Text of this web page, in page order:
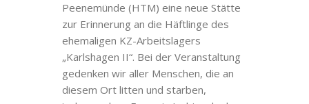
Peenemünde (HTM) eine neue Stätte
zur Erinnerung an die Häftlinge des
ehemaligen KZ-Arbeitslagers
„Karlshagen II“. Bei der Veranstaltung
gedenken wir aller Menschen, die an
diesem Ort litten und starben,